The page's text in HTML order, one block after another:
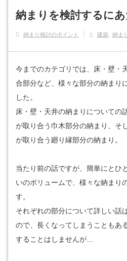
納まりを検討するに
納まり検討のポイント 建築 納まり
今までのカテゴリでは、床・壁・
合部分など、様々な部分の納まり
した。
床・壁・天井の納まりについての
が取り合う巾木部分の納まり、そ
が取り合う廻り縁部分の納まり。
当たり前の話ですが、簡単にとひ
いのボリュームで、様々な納まり
す。
それぞれの部分について詳しい話
ので、長くなってしまうこともあ
することはしませんが…